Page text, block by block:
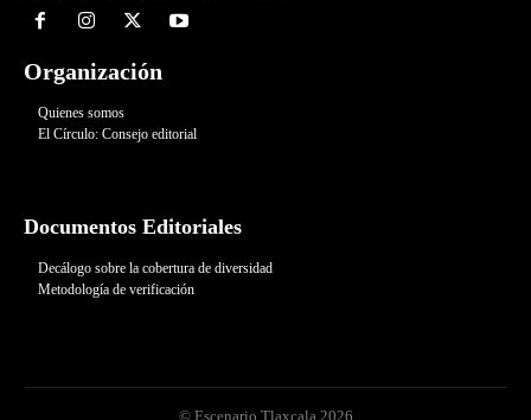
Organización
Quienes somos
El Círculo: Consejo editorial
Documentos Editoriales
Decálogo sobre la cobertura de diversidad
Metodología de verificación
© Escenario Tlaxcala 2026